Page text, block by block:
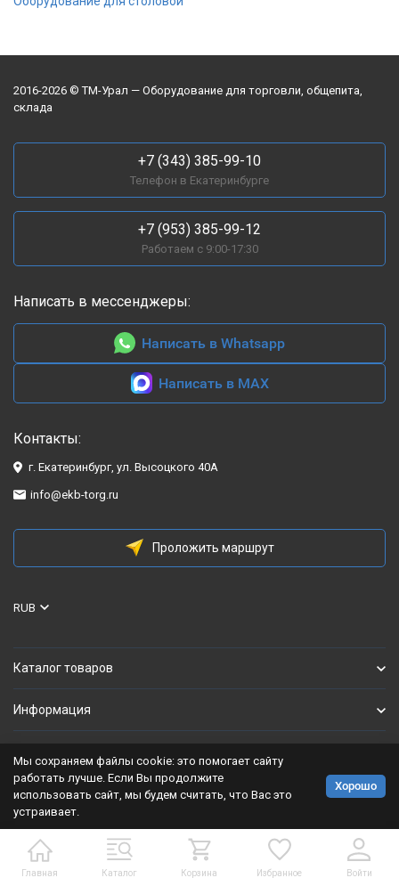
Главная Каталог Корзина Избранное Войти
2016-2026 © ТМ-Урал — Оборудование для торговли, общепита,
склада
+7 (343) 385-99-10
Телефон в Екатеринбурге
+7 (953) 385-99-12
Работаем с 9:00-17:30
Написать в мессенджеры:
Написать в Whatsapp
Написать в MAX
Контакты:
г. Екатеринбург, ул. Высоцкого 40А
info@ekb-torg.ru
Проложить маршрут
RUB
Каталог товаров
Информация
Политика персональных данных
Разработано вbodysite.ru
Мы сохраняем файлы cookie: это помогает сайту
работать лучше. Если Вы продолжите
использовать сайт, мы будем считать, что Вас это
устраивает.
Хорошо